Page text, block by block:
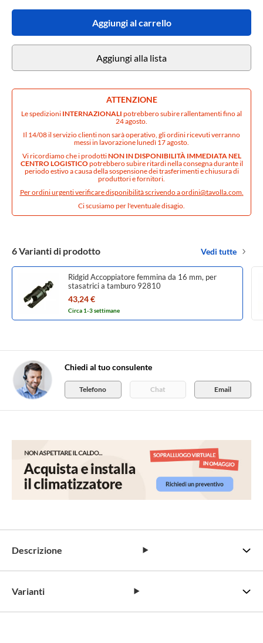
Aggiungi al carrello
Aggiungi alla lista
ATTENZIONE
Le spedizioni INTERNAZIONALI potrebbero subire rallentamenti fino al
24 agosto.
Il 14/08 il servizio clienti non sarà operativo, gli ordini ricevuti verranno
messi in lavorazione lunedì 17 agosto.
Vi ricordiamo che i prodottiNON IN DISPONIBILITÀ IMMEDIATA NEL
CENTRO LOGISTICOpotrebbero subire ritardi nella consegna durante il
periodo estivo a causa della sospensione dei trasferimenti e chiusura di
produttori e fornitori.
Per ordini urgenti verificare disponibilità scrivendo aordini@tavolla.com.
Ci scusiamo per l'eventuale disagio.
6 Varianti di prodotto Vedi tutte
Ridgid Accoppiatore femmina da 16 mm, per
stasatrici a tamburo 92810
43,24 €
Circa 1-3 settimane
Chiedi al tuo consulente
Telefono Chat Email
Descrizione
Varianti